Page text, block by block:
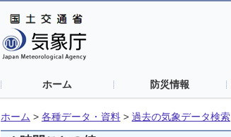
ホーム 防災情報
ホーム > 各種データ・資料 > 過去の気象データ検索